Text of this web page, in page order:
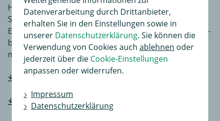
Hier finden Sie Einbauanleitungen in verschiedenen
Sprachen, je nach Artikel noch ergänzende
Einbauhilfen und zusätzliches Bildmaterial das den Ein-
bzw. Anbau des Produktes für Sie noch einfacher
macht.
Hersteller-Einbauanleitung downloaden
Hersteller-Einbauanleitung downloaden
Datenverarbeitung durch Drittanbieter,
erhalten Sie in den Einstellungen sowie in
unserer Datenschutzerklärung. Sie können die
Verwendung von Cookies auch ablehnen oder
jederzeit über die Cookie-Einstellungen
anpassen oder widerrufen.
Impressum
Datenschutzerklärung